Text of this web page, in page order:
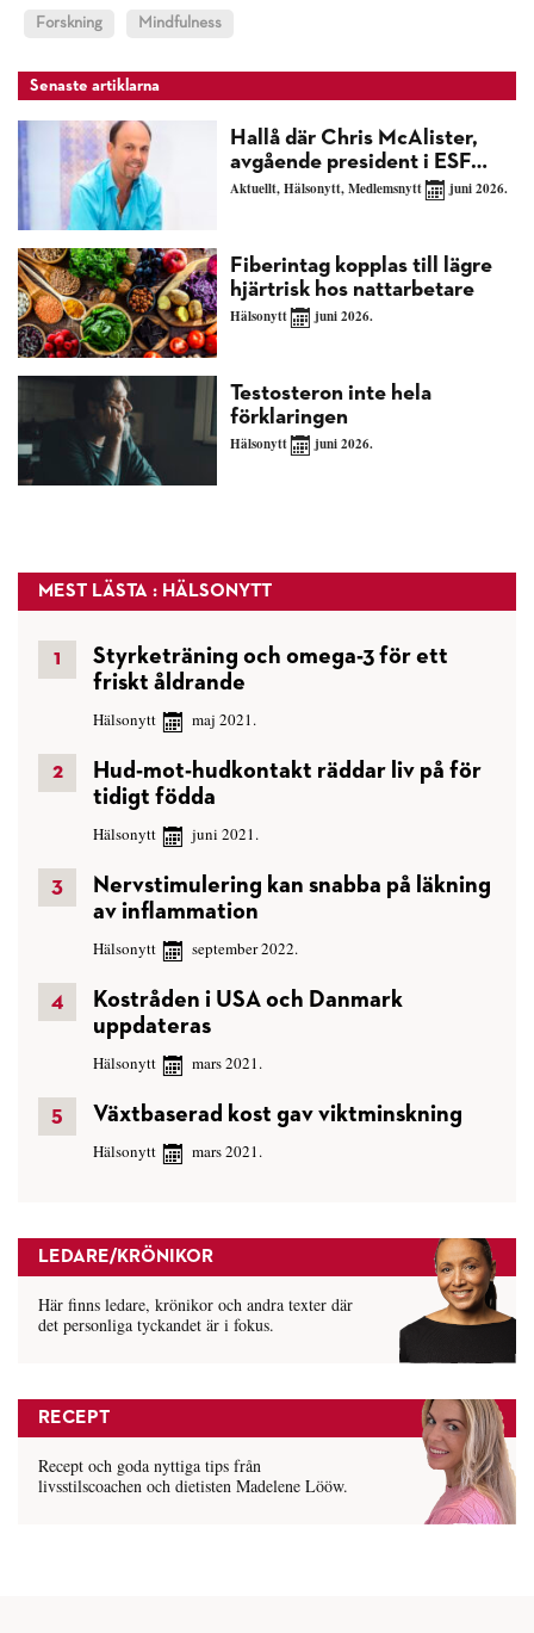
Forskning Mindfulness
Senaste artiklarna
Hallå där Chris McAlister,
avgående president i ESF…
Aktuellt,Hälsonytt,Medlemsnytt juni 2026.
Fiberintag kopplas till lägre
hjärtrisk hos nattarbetare
Hälsonytt juni 2026.
Testosteron inte hela
förklaringen
Hälsonytt juni 2026.
MEST LÄSTA : HÄLSONYTT
Styrketräning och omega-3 för ett
friskt åldrande
Hälsonytt maj 2021.
Hud-mot-hudkontakt räddar liv på för
tidigt födda
Hälsonytt juni 2021.
Nervstimulering kan snabba på läkning
av inflammation
Hälsonytt september 2022.
Kostråden i USA och Danmark
uppdateras
Hälsonytt mars 2021.
Växtbaserad kost gav viktminskning
Hälsonytt mars 2021.
LEDARE/KRÖNIKOR
Här finns ledare, krönikor och andra texter där
det personliga tyckandet är i fokus.
RECEPT
Recept och goda nyttiga tips från
livsstilscoachen och dietisten Madelene Lööw.